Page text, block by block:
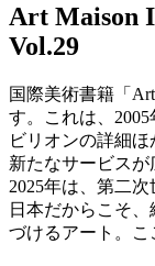
Art Maison
Vol.29
国際美術書籍「
す。これは、
ビリオンの詳細
新たなサービスが
2025年は、第二
日本だからこそ
づけるアート。こ